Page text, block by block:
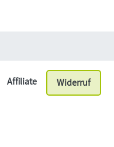
Affiliate Widerruf